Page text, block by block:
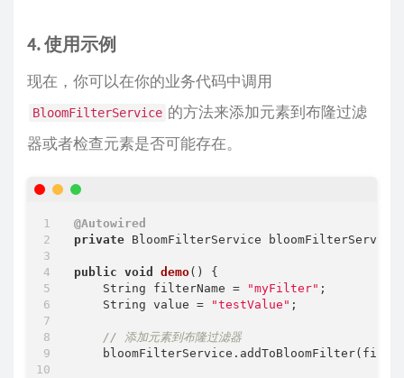
4. 使用示例
现在，你可以在你的业务代码中调用
BloomFilterService 的方法来添加元素到布隆过滤
器或者检查元素是否可能存在。
@Autowired
private BloomFilterService
public void demo()
{
    String filterName =
"myFilter" ;
    String value =
"testValue" ;
// 添加元素到布隆过滤器